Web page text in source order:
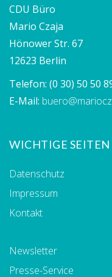
CDU Büro
Mario Czaja
Hönower Str. 67
12623 Berlin
Telefon: (0 30) 50 50
E-Mail:
WICHTIGE SEITEN
Datenschutz
Impressum
Kontakt
Newsletter
Presse-Service